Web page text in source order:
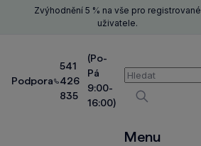
Zvýhodnění 5 % na vše pro registrované
uživatele.
Podpora
541
426
835
(Po-
Pá
9:00-
16:00)
Vyhledávání
Vyhledávat
Menu